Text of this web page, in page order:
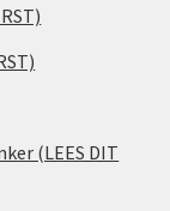
(LEES DIT